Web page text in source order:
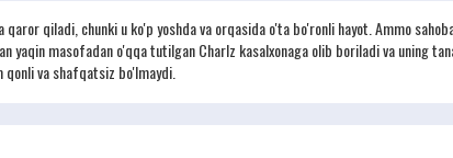
qiladi, chunki u ko'p yoshda va orqasida o'ta bo'ronli hayot. Ammo
masofadan o'qqa tutilgan Charlz kasalxonaga olib boriladi va uning
va shafqatsiz bo'lmaydi.